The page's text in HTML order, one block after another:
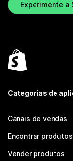
Experimente a
Categorias de
Canais de vendas
Encontrar produtos
Vender produtos